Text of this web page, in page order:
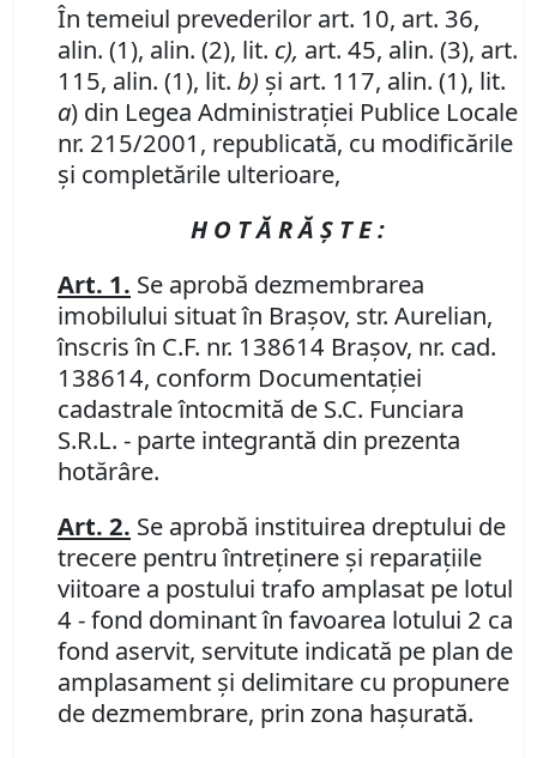
În temeiul prevederilor art. 10, art. 36,
alin. (1), alin. (2), lit. c), art. 45, alin. (3), art.
115, alin. (1), lit. b) şi art. 117, alin. (1), lit.
a) din Legea Administraţiei Publice Locale
nr. 215/2001, republicată, cu modificările
şi completările ulterioare,
H O T Ă R Ă Ş T E :
Art. 1. Se aprobă dezmembrarea
imobilului situat în Braşov, str. Aurelian,
înscris în C.F. nr. 138614 Braşov, nr. cad.
138614, conform Documentaţiei
cadastrale întocmită de S.C. Funciara
S.R.L. - parte integrantă din prezenta
hotărâre.
Art. 2. Se aprobă instituirea dreptului de
trecere pentru întreţinere şi reparaţiile
viitoare a postului trafo amplasat pe lotul
4 - fond dominant în favoarea lotului 2 ca
fond aservit, servitute indicată pe plan de
amplasament şi delimitare cu propunere
de dezmembrare, prin zona haşurată.